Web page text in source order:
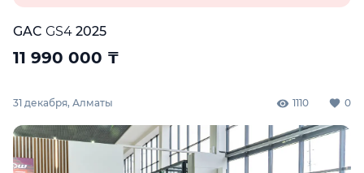
GAC GS4 2025
11 990 000 ₸
31 декабря, Алматы 1110 0